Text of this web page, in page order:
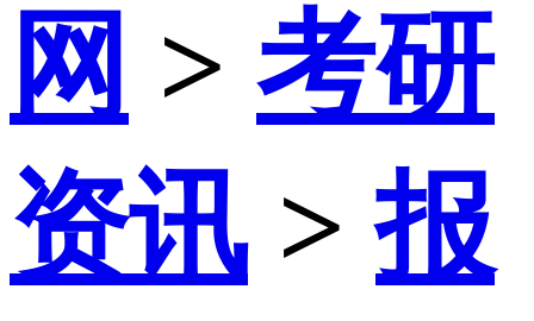
网 > 考研
资讯>报